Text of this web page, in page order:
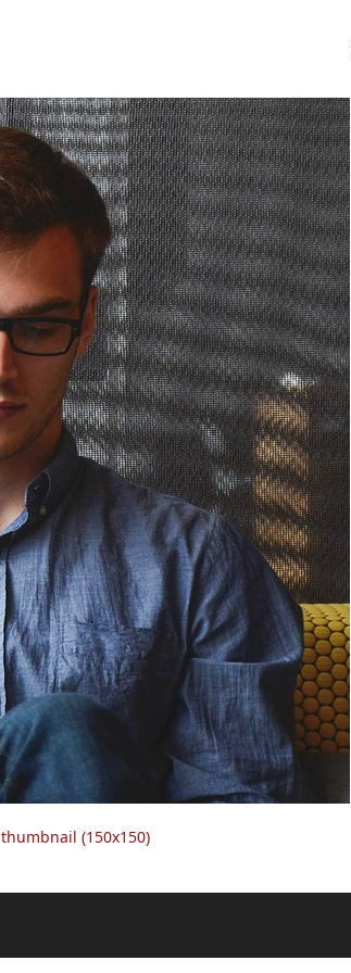
thumbnail (150x150)